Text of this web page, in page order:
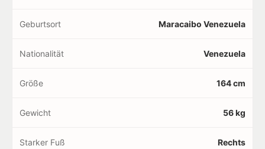
Geburtsort Maracaibo Venezuela
Nationalität Venezuela
Größe 164 cm
Gewicht 56 kg
Starker Fuß Rechts